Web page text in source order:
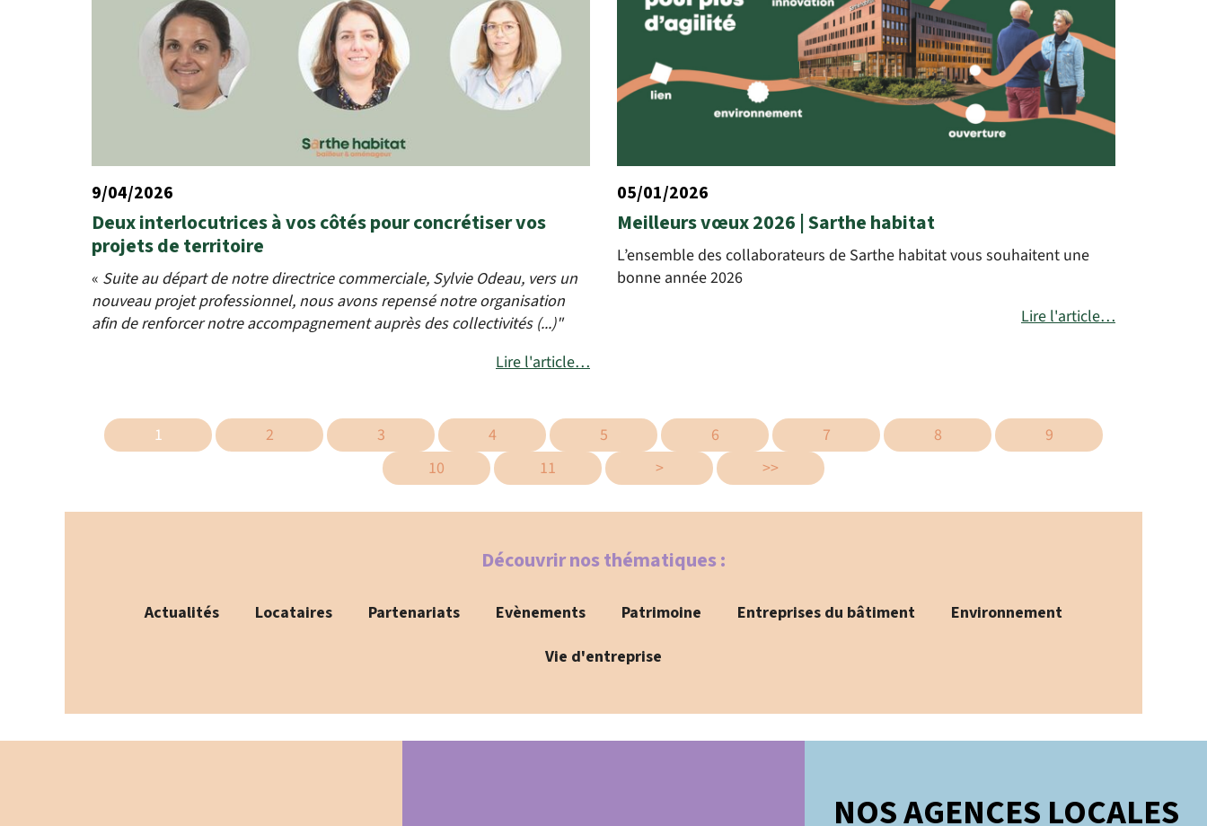
9/04/2026
Deux interlocutrices à vos côtés pour concrétiser vos
projets de territoire
« Suite au départ de notre directrice commerciale, Sylvie Odeau, vers un
nouveau projet professionnel, nous avons repensé notre organisation
afin de renforcer notre accompagnement auprès des collectivités (...)"
Lire l'article…
05/01/2026
Meilleurs vœux 2026 | Sarthe habitat
L’ensemble des collaborateurs de Sarthe habitat vous souhaitent une
bonne année 2026
Lire l'article…
1 2 3 4 5 6 7 8
9
10
11 > >>
Découvrir nos thématiques :
Actualités Locataires Partenariats Evènements Patrimoine Entreprises du bâtiment
Environnement
Vie d'entreprise
NOS AGENCES LOCALES